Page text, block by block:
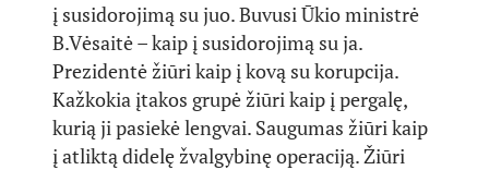
į susidorojimą su juo. Buvusi Ūkio ministrė
B.Vėsaitė – kaip į susidorojimą su ja.
Prezidentė žiūri kaip į kovą su korupcija.
Kažkokia įtakos grupė žiūri kaip į pergalę,
kurią ji pasiekė lengvai. Saugumas žiūri kaip
į atliktą didelę žvalgybinę operaciją. Žiūri